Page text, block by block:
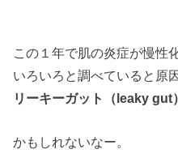
この１年で肌の炎症が慢性
いろいろと調べていると原
リーキーガット（leaky gut）
かもしれないなー。